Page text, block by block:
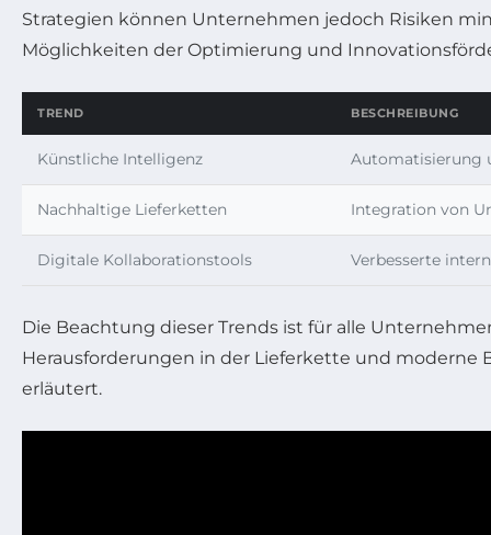
Strategien können Unternehmen jedoch Risiken
Möglichkeiten der Optimierung und
TREND BESCHREIBUNG
Künstliche Intelligenz Automatisierung
Nachhaltige Lieferketten Integration von
Digitale Kollaborationstools Verbesserte
Die Beachtung dieser Trends ist für alle
Herausforderungen in der Lieferkette und
erläutert.